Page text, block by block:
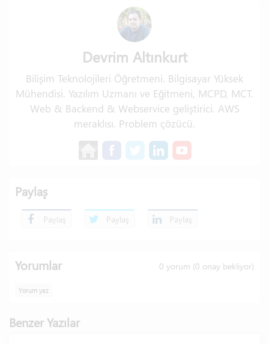
Devrim Altınkurt
Bilişim Teknolojileri Öğretmeni. Bilgisayar Yüksek
Mühendisi. Yazılım Uzmanı ve Eğitmeni, MCPD, MCT.
Web & Backend & Webservice geliştirici. AWS
meraklısı. Problem çözücü.
Paylaş
Paylaş Paylaş Paylaş
0 yorum (0 onay bekliyor)
Yorumlar
Yorum yaz
Benzer Yazılar